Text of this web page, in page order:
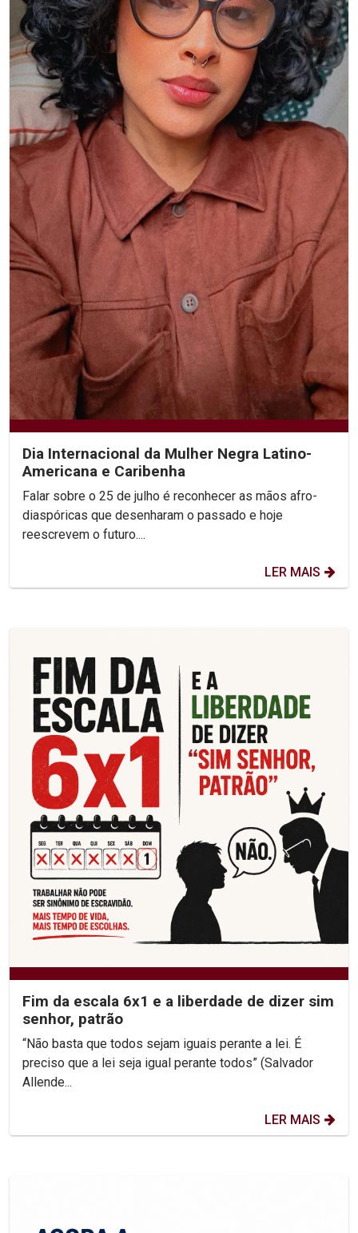
Dia Internacional da Mulher Negra Latino-
Americana e Caribenha
Falar sobre o 25 de julho é reconhecer as mãos afro-
diaspóricas que desenharam o passado e hoje
reescrevem o futuro....
LER MAIS
Fim da escala 6x1 e a liberdade de dizer sim
senhor, patrão
“Não basta que todos sejam iguais perante a lei. É
preciso que a lei seja igual perante todos” (Salvador
Allende...
LER MAIS